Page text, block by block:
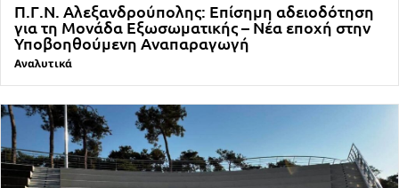
Π.Γ.Ν. Αλεξανδρούπολης: Επίσημη αδειοδότηση
για τη Μονάδα Εξωσωματικής – Νέα εποχή στην
Υποβοηθούμενη Αναπαραγωγή
Αναλυτικά